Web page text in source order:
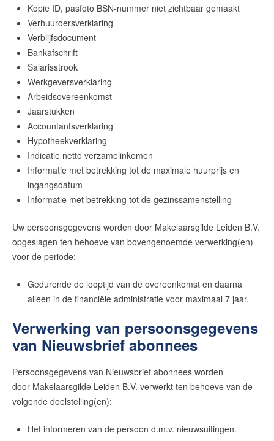
Kopie ID, pasfoto BSN-nummer niet zichtbaar gemaakt
Verhuurdersverklaring
Verblijfsdocument
Bankafschrift
Salarisstrook
Werkgeversverklaring
Arbeidsovereenkomst
Jaarstukken
Accountantsverklaring
Hypotheekverklaring
Indicatie netto verzamelinkomen
Informatie met betrekking tot de maximale huurprijs en
ingangsdatum
Informatie met betrekking tot de gezinssamenstelling
Uw persoonsgegevens worden door Makelaarsgilde Leiden B.V.
opgeslagen ten behoeve van bovengenoemde verwerking(en)
voor de periode:
Gedurende de looptijd van de overeenkomst en daarna
alleen in de financiële administratie voor maximaal 7 jaar.
Verwerking van persoonsgegevens
van Nieuwsbrief abonnees
Persoonsgegevens van Nieuwsbrief abonnees worden
door Makelaarsgilde Leiden B.V. verwerkt ten behoeve van de
volgende doelstelling(en):
Het informeren van de persoon d.m.v. nieuwsuitingen.